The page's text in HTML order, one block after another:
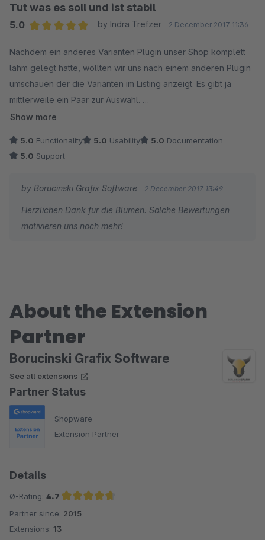
Tut was es soll und ist stabil
5.0
by Indra Trefzer 2 December 2017 11:36
Nachdem ein anderes Varianten Plugin unser Shop komplett
lahm gelegt hatte, wollten wir uns nach einem anderen Plugin
umschauen der die Varianten im Listing anzeigt. Es gibt ja
mittlerweile ein Paar zur Auswahl.
super simpel, läuft stabil und der Kontakt zum Support war
super schnell und der Entwickler ist auch super nett und
Vielen Dank von divata.de
Show more
5.0 Functionality 5.0 Usability 5.0 Documentation
5.0 Support
by Borucinski Grafix Software 2 December 2017 13:49
Herzlichen Dank für die Blumen. Solche Bewertungen
motivieren uns noch mehr!
About the Extension
Partner
Borucinski Grafix Software
See all extensions
Partner Status
Shopware
Extension Partner
Details
Ø-Rating: 4.7
Average rating of 4.7 out of 5 stars
Partner since: 2015
Extensions: 13